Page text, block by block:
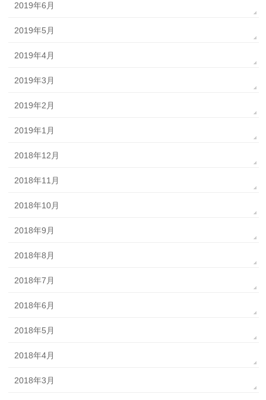
2019年6月
2019年5月
2019年4月
2019年3月
2019年2月
2019年1月
2018年12月
2018年11月
2018年10月
2018年9月
2018年8月
2018年7月
2018年6月
2018年5月
2018年4月
2018年3月